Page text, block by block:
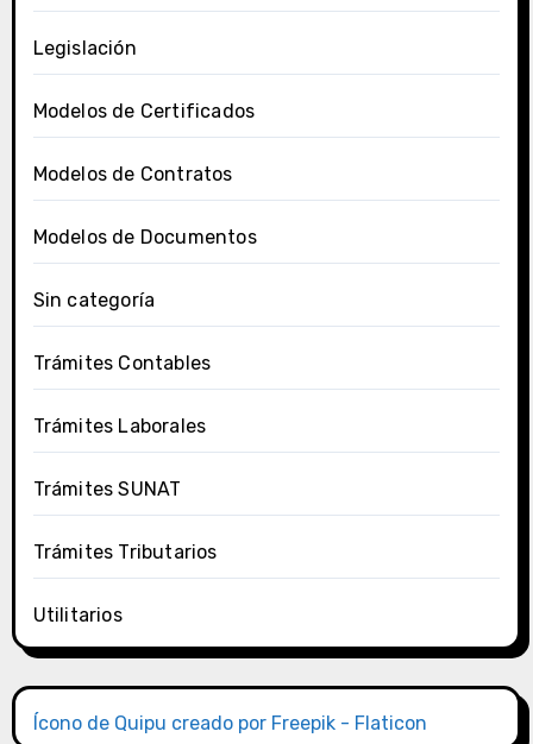
Legislación
Modelos de Certificados
Modelos de Contratos
Modelos de Documentos
Sin categoría
Trámites Contables
Trámites Laborales
Trámites SUNAT
Trámites Tributarios
Utilitarios
Ícono de Quipu creado por Freepik - Flaticon